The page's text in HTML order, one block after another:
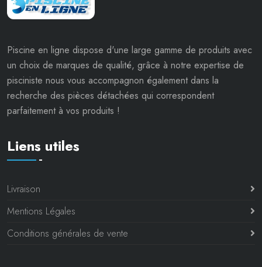
Piscine en ligne dispose d'une large gamme de produits avec
un choix de marques de qualité, grâce à notre expertise de
pisciniste nous vous accompagnon également dans la
recherche des pièces détachées qui correspondent
parfaitement à vos produits !
Liens utiles
Livraison
Mentions Légales
Conditions générales de vente